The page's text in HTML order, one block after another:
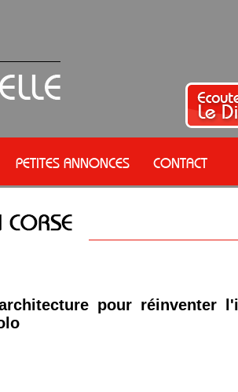
PETITES ANNONCES CONTACT
pour réinventer